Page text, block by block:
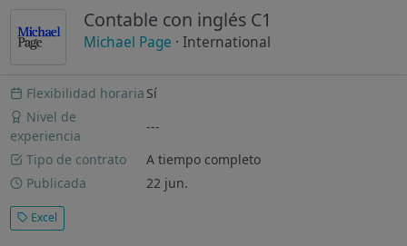
Contable con inglés C1
Michael Page · International
Flexibilidad horaria Sí
Nivel de
experiencia
---
Tipo de contrato
A tiempo completo
Publicada
22 jun.
Excel